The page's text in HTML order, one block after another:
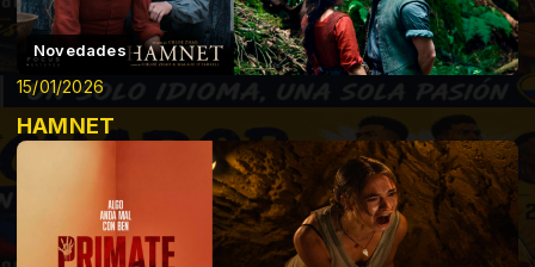
Novedades
15/01/2026
HAMNET